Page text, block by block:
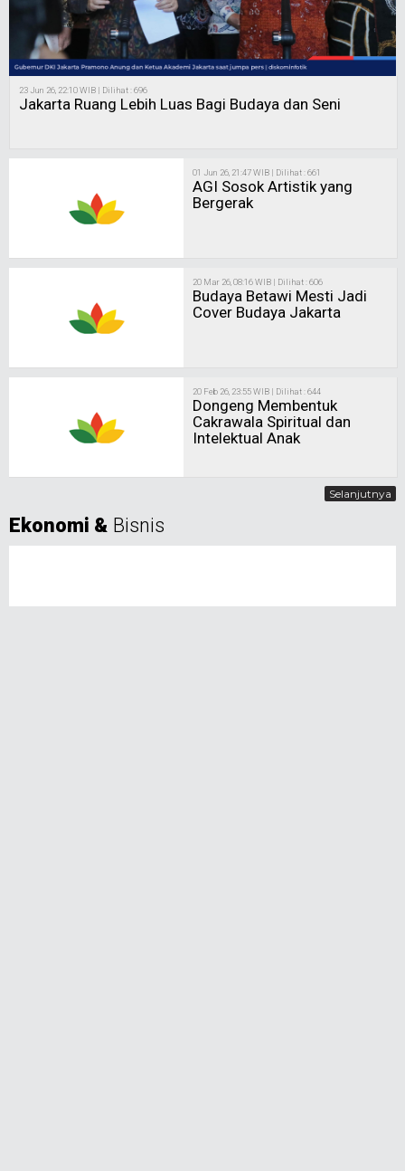
23 Jun 26, 22:10 WIB | Dilihat : 696
Jakarta Ruang Lebih Luas Bagi Budaya dan Seni
01 Jun 26, 21:47 WIB | Dilihat : 661
AGI Sosok Artistik yang
Bergerak
20 Mar 26, 08:16 WIB | Dilihat : 606
Budaya Betawi Mesti Jadi
Cover Budaya Jakarta
20 Feb 26, 23:55 WIB | Dilihat : 644
Dongeng Membentuk
Cakrawala Spiritual dan
Intelektual Anak
Selanjutnya
Ekonomi & Bisnis